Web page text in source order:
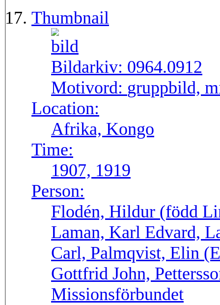
Thumbnail
Bildarkiv: 0964.0912
Motivord: gruppbild,
Location:
Afrika, Kongo
Time:
1907, 1919
Person:
Flodén, Hildur (född
Laman, Karl Edvard,
Carl, Palmqvist, Elin
Gottfrid John,
Missionsförbundet